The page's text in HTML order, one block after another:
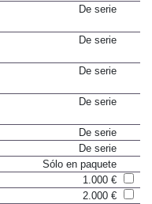
De serie
De serie
De serie
De serie
De serie
De serie
Sólo en paquete
1.000 €
2.000 €